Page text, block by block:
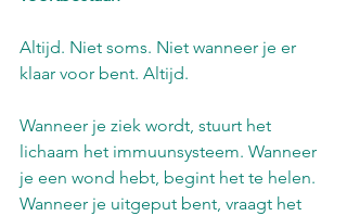
Altijd. Niet soms. Niet wanneer je er
klaar voor bent. Altijd.
Wanneer je ziek wordt, stuurt het
lichaam het immuunsysteem. Wanneer
je een wond hebt, begint het te helen.
Wanneer je uitgeput bent, vraagt het